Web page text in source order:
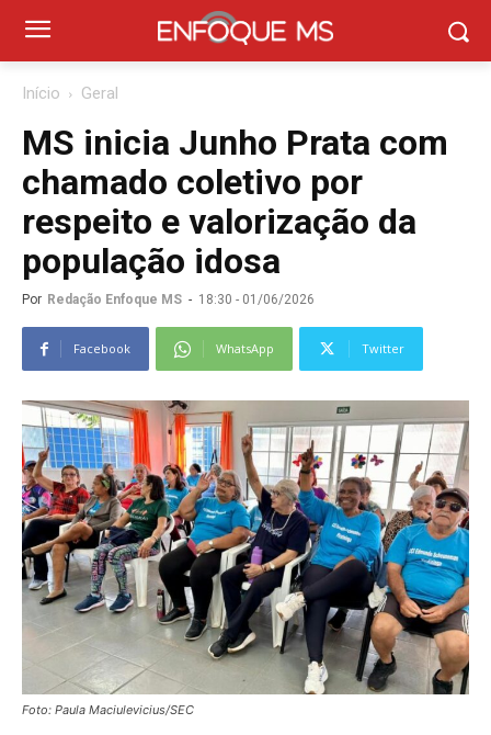
Início Geral
MS inicia Junho Prata com
chamado coletivo por
respeito e valorização da
população idosa
Por Redação Enfoque MS - 18:30 - 01/06/2026
Facebook WhatsApp Twitter
Foto: Paula Maciulevicius/SEC